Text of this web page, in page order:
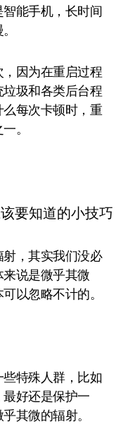
能手机，长时间
因为在重启过程
圾和各类后台程
每次卡顿时，重
。
，其实我们没必
说是微乎其微
以忽略不计的。
特殊人群，比如
好还是保护一
其微的辐射。